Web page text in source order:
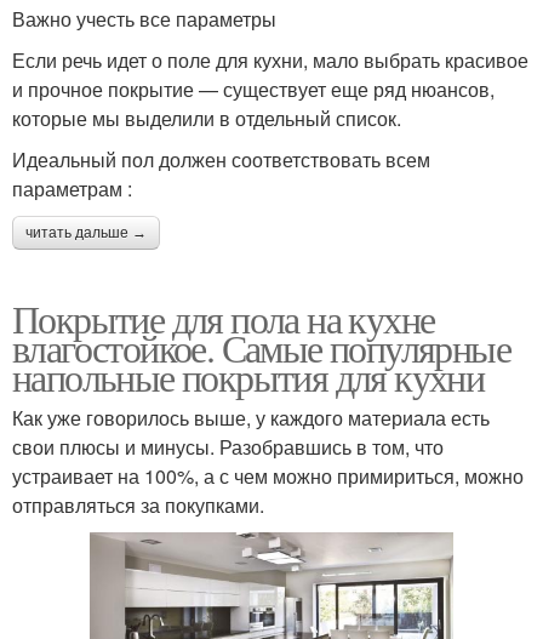
Важно учесть все параметры
Если речь идет о поле для кухни, мало выбрать красивое
и прочное покрытие — существует еще ряд нюансов,
которые мы выделили в отдельный список.
Идеальный пол должен соответствовать всем
параметрам :
читать дальше →
Покрытие для пола на кухне
влагостойкое. Самые популярные
напольные покрытия для кухни
Как уже говорилось выше, у каждого материала есть
свои плюсы и минусы. Разобравшись в том, что
устраивает на 100%, а с чем можно примириться, можно
отправляться за покупками.